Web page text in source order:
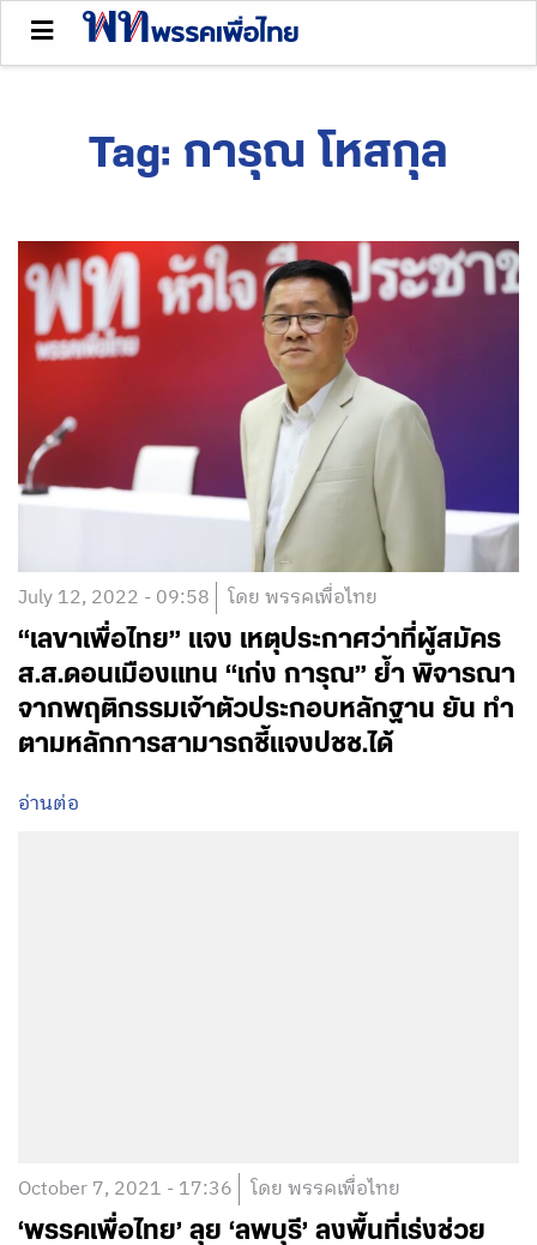
Tag: การุณ โหสกุล
July 12, 2022 - 09:58 โดย พรรคเพื่อไทย
“เลขาเพื่อไทย” แจง เหตุประกาศว่าที่ผู้สมัคร
ส.ส.ดอนเมืองแทน “เก่ง การุณ” ย้ำ พิจารณา
จากพฤติกรรมเจ้าตัวประกอบหลักฐาน ยัน ทำ
ตามหลักการสามารถชี้แจงปชช.ได้
อ่านต่อ
October 7, 2021 - 17:36 โดย พรรคเพื่อไทย
‘พรรคเพื่อไทย’ ลุย ‘ลพบุรี’ ลงพื้นที่เร่งช่วย